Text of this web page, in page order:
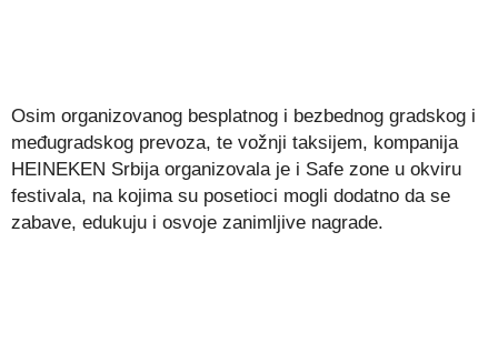
Osim organizovanog besplatnog i bezbednog gradskog i
međugradskog prevoza, te vožnji taksijem, kompanija
HEINEKEN Srbija organizovala je i Safe zone u okviru
festivala, na kojima su posetioci mogli dodatno da se
zabave, edukuju i osvoje zanimljive nagrade.